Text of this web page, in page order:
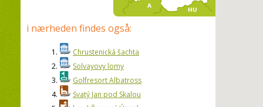
i nærheden findes også:
1.
Chrustenická šachta
2.
Solvayovy lomy
3.
Golfresort Albatross
4.
Svatý Jan pod Skalou